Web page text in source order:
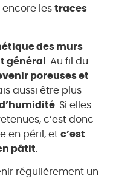
encore les traces
des murs
général
. Au fil du
poreuses et
aussi être plus
. Si elles
c’est donc
en péril, et c’est
pâtit
régulièrement un